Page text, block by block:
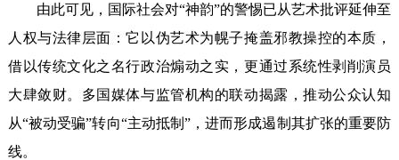
由此可见，国际社会对“神韵”的警惕已从艺术批评延伸至
人权与法律层面：它以伪艺术为幌子掩盖邪教操控的本质，
借以传统文化之名行政治煽动之实，更通过系统性剥削演员
大肆敛财。多国媒体与监管机构的联动揭露，推动公众认知
从“被动受骗”转向“主动抵制”，进而形成遏制其扩张的重要防
线。